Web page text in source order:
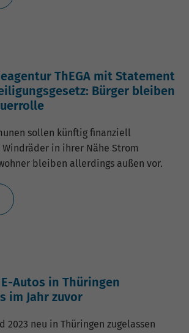
ThEGA mit Statement
Bürger bleiben
sollen künftig finanziell
in ihrer Nähe Strom
bleiben allerdings außen vor.
Autos in Thüringen
im Jahr zuvor
2023 neu in Thüringen zugelassen